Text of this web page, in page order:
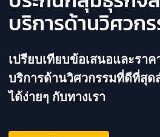
บริการด้านวิศวก
เปรียบเทียบข้อเสนอและรา
บริการด้านวิศวกรรมที่ดีที่สุ
ได้ง่ายๆ กับทางเรา